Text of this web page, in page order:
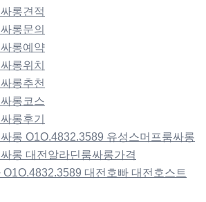
롱견적
롱문의
롱예약
롱위치
롱추천
롱코스
롱후기
롱 O1O.4832.3589 유성스머프룸싸롱
롱 대전알라딘룸싸롱가격
대전호빠 대전호스트